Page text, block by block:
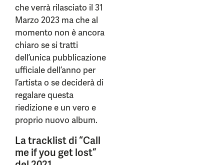
che verrà rilasciato il 31
Marzo 2023 ma che al
momento non è ancora
chiaro se si tratti
dell’unica pubblicazione
ufficiale dell’anno per
l’artista o se deciderà di
regalare questa
riedizione e un vero e
proprio nuovo album.
La tracklist di “Call
me if you get lost”